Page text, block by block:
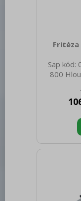
Fritéza
Sap kód:
800
65.00
brutto
elektrický